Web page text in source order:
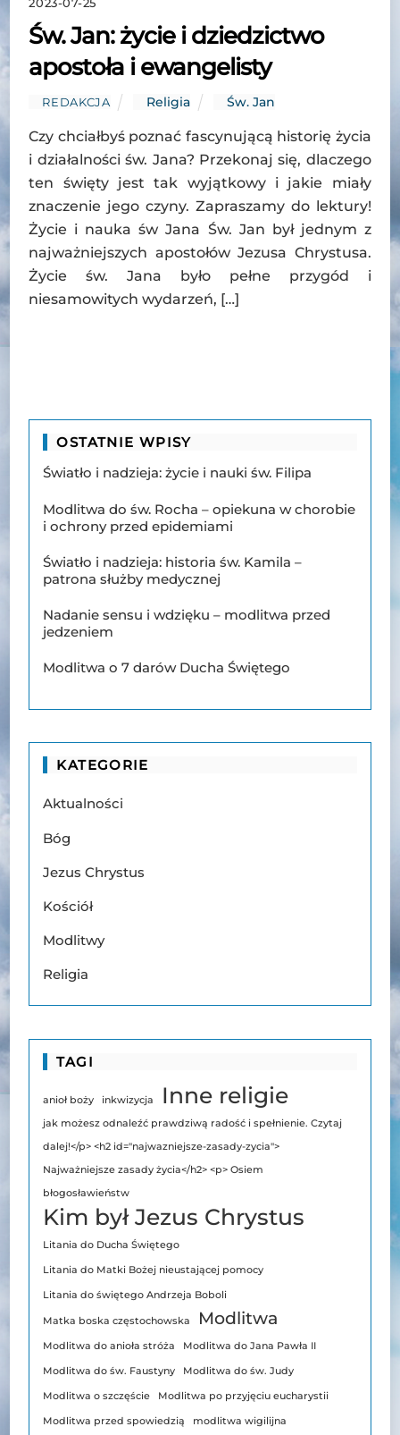
2023-07-25
Św. Jan: życie i dziedzictwo
apostoła i ewangelisty
REDAKCJA Religia Św. Jan
Czy chciałbyś poznać fascynującą historię życia
i działalności św. Jana? Przekonaj się, dlaczego
ten święty jest tak wyjątkowy i jakie miały
znaczenie jego czyny. Zapraszamy do lektury!
Życie i nauka św Jana Św. Jan był jednym z
najważniejszych apostołów Jezusa Chrystusa.
Życie św. Jana było pełne przygód i
niesamowitych wydarzeń, […]
OSTATNIE WPISY
Światło i nadzieja: życie i nauki św. Filipa
Modlitwa do św. Rocha – opiekuna w chorobie
i ochrony przed epidemiami
Światło i nadzieja: historia św. Kamila –
patrona służby medycznej
Nadanie sensu i wdzięku – modlitwa przed
jedzeniem
Modlitwa o 7 darów Ducha Świętego
KATEGORIE
Aktualności
Bóg
Jezus Chrystus
Kościół
Modlitwy
Religia
TAGI
anioł boży inkwizycja Inne religie
jak możesz odnaleźć prawdziwą radość i spełnienie. Czytaj
dalej!</p> <h2 id="najwazniejsze-zasady-zycia">
Najważniejsze zasady życia</h2> <p> Osiem
błogosławieństw
Kim był Jezus Chrystus
Litania do Ducha Świętego
Litania do Matki Bożej nieustającej pomocy
Litania do świętego Andrzeja Boboli
Matka boska częstochowska Modlitwa
Modlitwa do anioła stróża Modlitwa do Jana Pawła II
Modlitwa do św. Faustyny Modlitwa do św. Judy
Modlitwa o szczęście Modlitwa po przyjęciu eucharystii
Modlitwa przed spowiedzią modlitwa wigilijna